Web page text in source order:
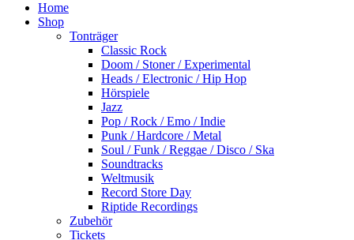
Home
Shop
Tonträger
Classic Rock
Doom / Stoner / Experimental
Heads / Electronic / Hip Hop
Hörspiele
Jazz
Pop / Rock / Emo / Indie
Punk / Hardcore / Metal
Soul / Funk / Reggae / Disco / Ska
Soundtracks
Weltmusik
Record Store Day
Riptide Recordings
Zubehör
Tickets